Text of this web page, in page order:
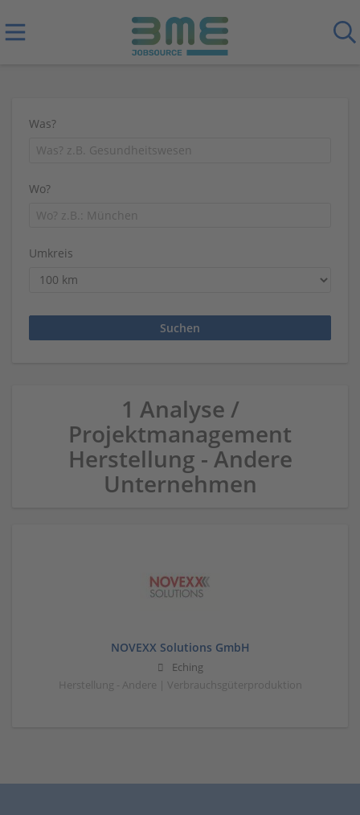
Was?
Wo?
Umkreis
1 Analyse /
Projektmanagement
Herstellung - Andere
Unternehmen
NOVEXX Solutions GmbH
Eching
Herstellung - Andere | Verbrauchsgüterproduktion